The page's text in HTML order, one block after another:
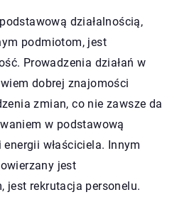
działalnością,
podmiotom, jest
Prowadzenia działań w
dobrej znajomości
zmian, co nie zawsze da
w podstawową
właściciela. Innym
jest
jest rekrutacja personelu.